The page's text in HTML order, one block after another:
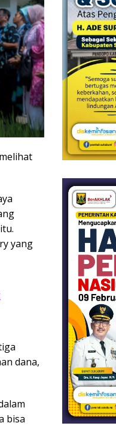
yang
dana,
bisa